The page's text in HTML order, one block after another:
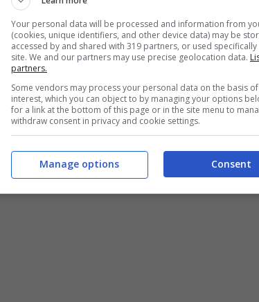
per i rossoneri che hanno fin qui
reti all’attivo e nove al passivo. E nello
in un match dominato.
Your personal data will be processed and information from
(cookies, unique identifiers, and other device data) may be
accessed by and shared with 319 partners, or used
site. We and our partners may use precise geolocation data.
partners.
Some vendors may process your personal data on the basis
interest, which you can object to by managing your options
for a link at the bottom of this page or in the site menu to
withdraw consent in privacy and cookie settings.
Consent
Manage options